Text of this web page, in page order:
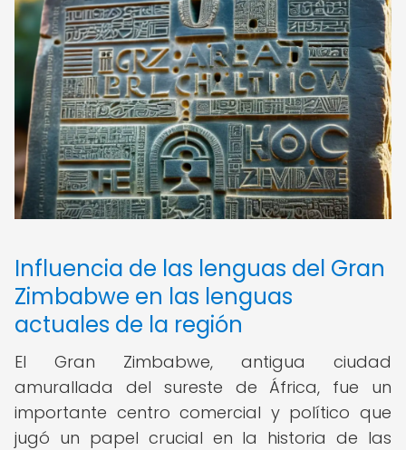
Influencia de las lenguas del Gran
Zimbabwe en las lenguas
actuales de la región
El Gran Zimbabwe, antigua ciudad
amurallada del sureste de África, fue un
importante centro comercial y político que
jugó un papel crucial en la historia de las